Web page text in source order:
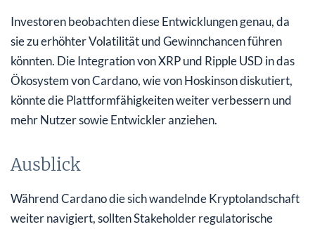
Investoren beobachten diese Entwicklungen genau, da
sie zu erhöhter Volatilität und Gewinnchancen führen
könnten. Die Integration von XRP und Ripple USD in das
Ökosystem von Cardano, wie von Hoskinson diskutiert,
könnte die Plattformfähigkeiten weiter verbessern und
mehr Nutzer sowie Entwickler anziehen.
Ausblick
Während Cardano die sich wandelnde Kryptolandschaft
weiter navigiert, sollten Stakeholder regulatorische